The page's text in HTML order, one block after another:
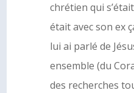
chrétien qui
était avec son ex
lui ai parlé de
ensemble (du
des recherches